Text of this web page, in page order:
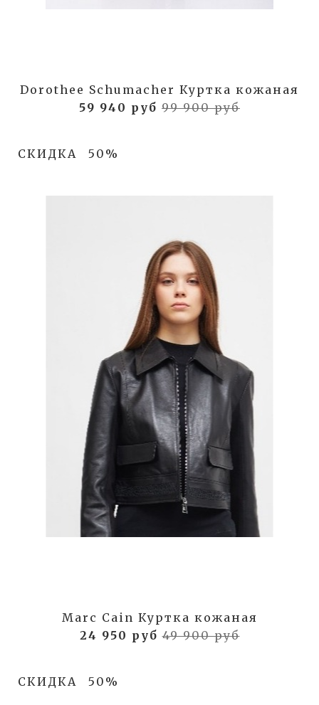
Dorothee Schumacher Куртка кожаная
59 940 руб 99 900 руб
СКИДКА 50%
Marc Cain Куртка кожаная
24 950 руб49 900 руб
СКИДКА 50%